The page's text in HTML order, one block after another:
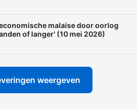
malaise door oorlog
of langer' (10 mei 2026)
weergeven